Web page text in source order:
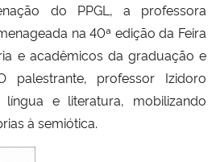
do PPGL, a professora
na 40ª edição da Feira
e acadêmicos da graduação e
palestrante, professor Izidoro
e literatura, mobilizando
à semiótica.